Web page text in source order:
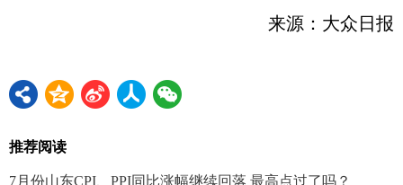
来源：大众日报
推荐阅读
7月份山东CPI、PPI同比涨幅继续回落 最高点过了吗？